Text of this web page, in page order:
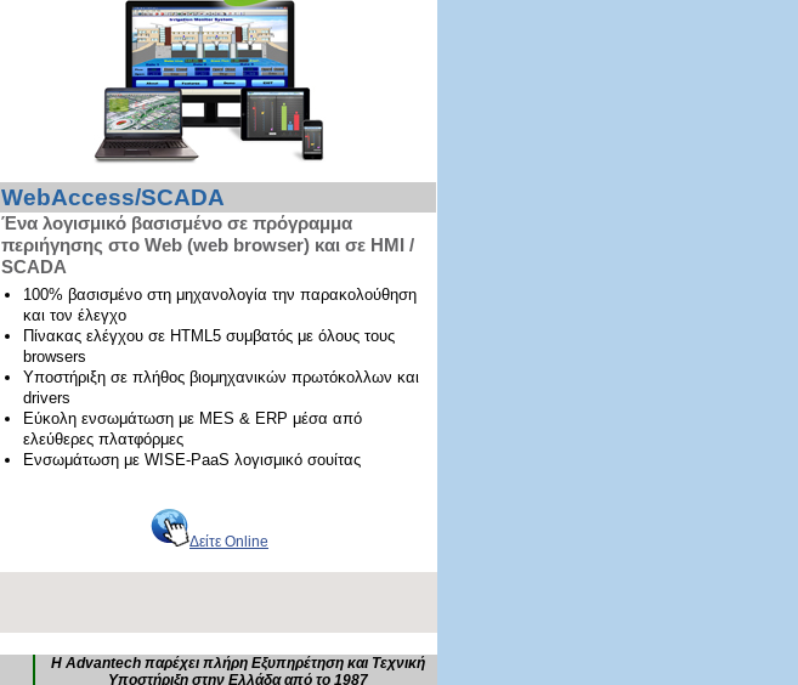
WebAccess/SCADA
Ένα λογισμικό βασισμένο σε πρόγραμμα
περιήγησης στο Web (web browser) και σε HMI /
SCADA
100% βασισμένο στη μηχανολογία την παρακολούθηση
και τον έλεγχο
Πίνακας ελέγχου σε HTML5 συμβατός με όλους τους
browsers
Υποστήριξη σε πλήθος βιομηχανικών πρωτόκολλων και
drivers
Εύκολη ενσωμάτωση με MES & ERP μέσα από
ελεύθερες πλατφόρμες
Ενσωμάτωση με WISE-PaaS λογισμικό σουίτας
Δείτε Online
Η Advantech παρέχει πλήρη Εξυπηρέτηση και Τεχνική
Υποστήριξη στην Ελλάδα από το 1987